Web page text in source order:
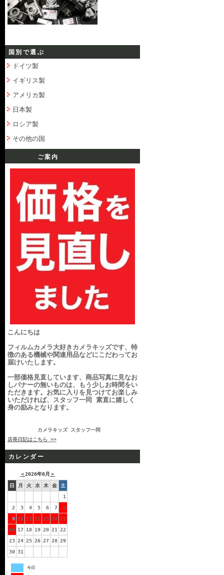
国別で選ぶ
ドイツ製
イギリス製
アメリカ製
日本製
ロシア製
その他の国
ご案内
こんにちは
フィルムカメラ大好きカメラキッズです、特
徴のある機械や関連用品などにこだわってお
届けいたします。
一部価格見直しています、商品写真に見なお
しバナーの無いものは、もう少しお時間をい
ただきます。お気に入りを見つけてお楽しみ
いただければ、スタッフ一同 素直に嬉しく
身の励みとなります。
カメラキッズ スタッフ一同
店長日記はこちら >>
カレンダー
＜2026年8月 ＞
日 月 火 水 木 金
土
1
2
3 4 5 6 7
8
9 10 11 12 13 14 15
16 17 18 19 20 21
22
23 24 25 26 27 28 29
30 31
今日